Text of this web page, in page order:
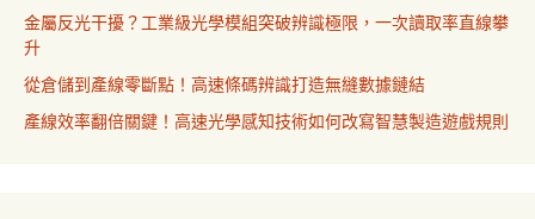
金屬反光干擾？工業級光學模組突破辨識極限，一次讀取率直線攀
升
從倉儲到產線零斷點！高速條碼辨識打造無縫數據鏈結
產線效率翻倍關鍵！高速光學感知技術如何改寫智慧製造遊戲規則